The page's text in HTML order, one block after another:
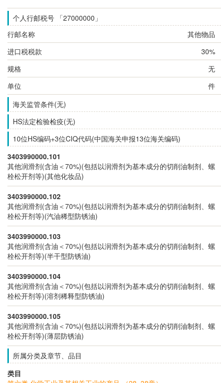
个人行邮税号 「27000000」
行邮名称
其他物品
进口税税款
30%
规格
无
单位
件
海关监管条件(无)
HS法定检验检疫(无)
10位HS编码+3位CIQ代码(中国海关申报13位海关编码)
3403990000.101
其他润滑剂(含油＜70%)(包括以润滑剂为基本成分的切削油制剂、螺
栓松开剂等)(其他化妆品)
3403990000.102
其他润滑剂(含油＜70%)(包括以润滑剂为基本成分的切削油制剂、螺
栓松开剂等)(汽油稀型防锈油)
3403990000.103
其他润滑剂(含油＜70%)(包括以润滑剂为基本成分的切削油制剂、螺
栓松开剂等)(半干型防锈油)
3403990000.104
其他润滑剂(含油＜70%)(包括以润滑剂为基本成分的切削油制剂、螺
栓松开剂等)(溶剂稀释型防锈油)
3403990000.105
其他润滑剂(含油＜70%)(包括以润滑剂为基本成分的切削油制剂、螺
栓松开剂等)(薄层防锈油)
所属分类及章节、品目
类目